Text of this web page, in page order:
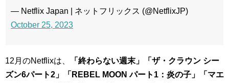
— Netflix Japan | ネットフリックス (@NetflixJP)
October 25, 2023
12月のNetflixは、
「終わらない週末」「ザ・クラウン シー
ズン6パート2」「REBEL MOON パート1：炎の子」「マエ